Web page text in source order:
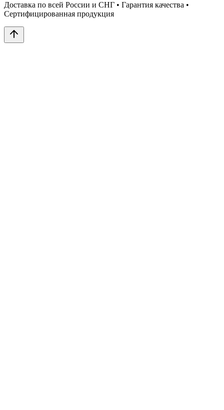
Доставка по всей России и СНГ • Гарантия качества •
Сертифицированная продукция